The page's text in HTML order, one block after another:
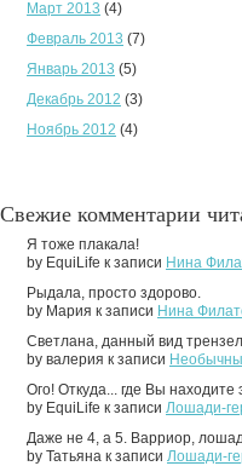
Март 2013 (4)
Февраль 2013 (7)
Январь 2013 (5)
Декабрь 2012 (3)
Ноябрь 2012 (4)
Свежие комментарии
Я тоже плакала!
by EquiLife к записи Нина
Рыдала, просто здорово.
by Мария к записи Нина
Светлана, данный вид
by валерия к записи
Ого! Откуда... где Вы
by EquiLife к записи Лошади-
Даже не 4, а 5. Варриор,
by Татьяна к записи Лошади-